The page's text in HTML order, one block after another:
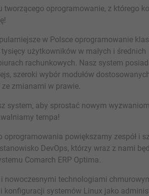
tworzącego oprogramowanie, z którego
w Polsce oprogramowanie
użytkowników w małych i średnich
rachunkowych. Nasz system
szeroki wybór modułów
zmianami w prawie.
system, aby sprostać nowym
tempa!
oprogramowania powiększamy zespół i
DevOps, którzy wraz z nami
Comarch ERP Optima.
nowoczesnymi technologiami
konfiguracji systemów Linux jako